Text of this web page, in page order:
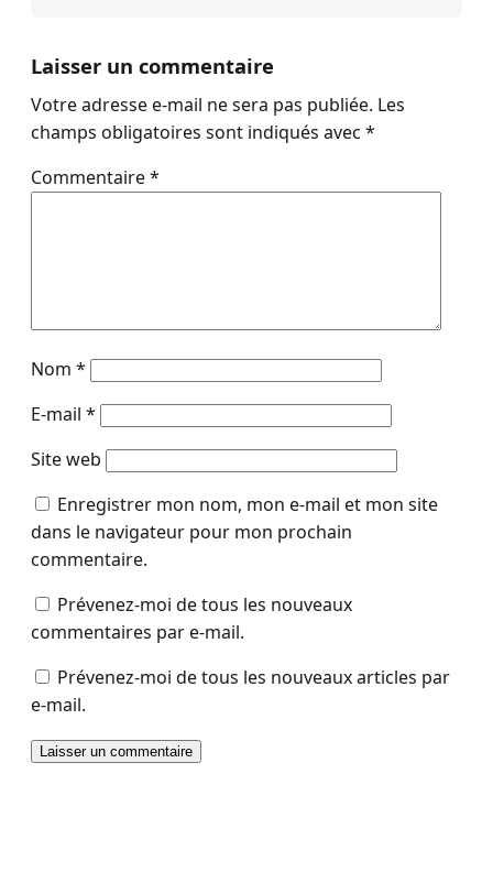
Laisser un commentaire
Votre adresse e-mail ne sera pas publiée. Les
champs obligatoires sont indiqués avec *
Commentaire*
Nom *
E-mail *
Site web
Enregistrer mon nom, mon e-mail et mon site
dans le navigateur pour mon prochain
commentaire.
Prévenez-moi de tous les nouveaux
commentaires par e-mail.
Prévenez-moi de tous les nouveaux articles par
e-mail.